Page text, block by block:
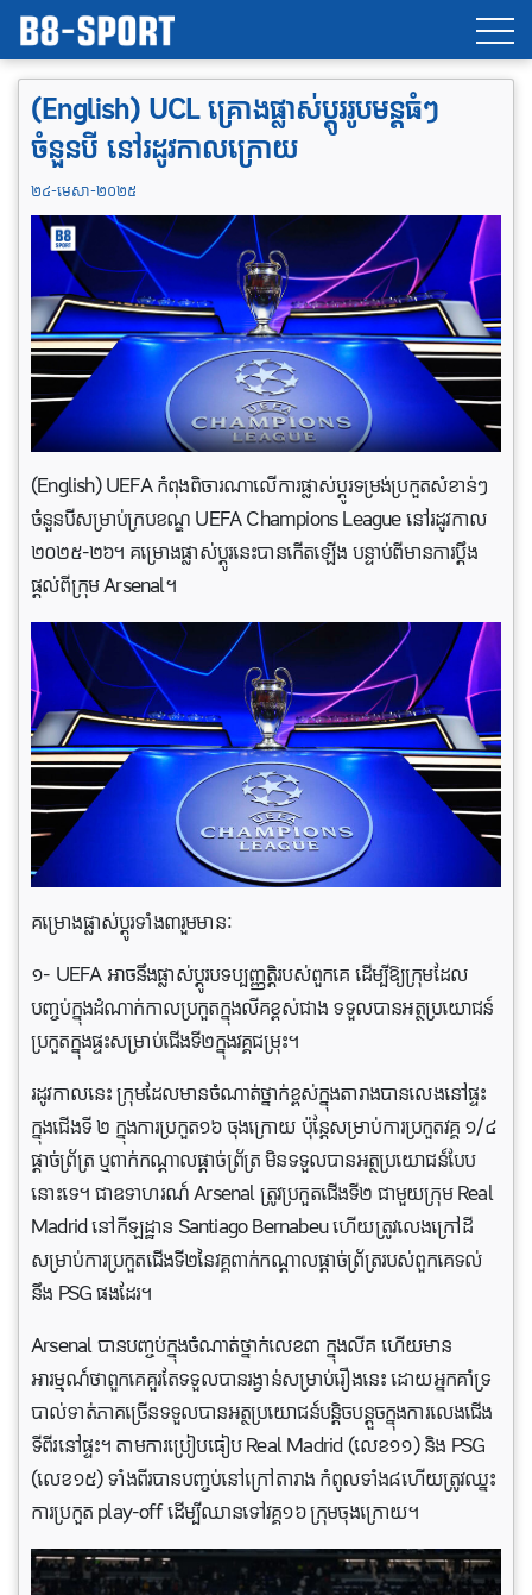
(English) UCL គ្រោងផ្លាស់ប្តូររូបមន្តធំៗ
ចំនួនបី នៅរដូវកាលក្រោយ
២៤-មេសា-២០២៥
(English) UEFA កំពុងពិចារណាលើការផ្លាស់ប្តូរទម្រង់ប្រកួតសំខាន់ៗ
ចំនួនបីសម្រាប់ក្របខណ្ឌ UEFA Champions League នៅរដូវកាល
២០២៥-២៦។ គម្រោងផ្លាស់ប្តូរនេះបានកើតឡើង បន្ទាប់ពីមានការប្តឹង
ផ្តល់ពីក្រុម Arsenal។
គម្រោងផ្លាស់ប្តូរទាំង៣រួមមានៈ
១- UEFA អាចនឹងផ្លាស់ប្តូរបទប្បញ្ញត្តិរបស់ពួកគេ ដើម្បីឱ្យក្រុមដែល
បញ្ចប់ក្នុងដំណាក់កាលប្រកួតក្នុងលីគខ្ពស់ជាង ទទួលបានអត្ថប្រយោជន៍
ប្រកួតក្នុងផ្ទះសម្រាប់ជើងទី២ក្នុងវគ្គជម្រុះ។
រដូវកាលនេះ ក្រុមដែលមានចំណាត់ថ្នាក់ខ្ពស់ក្នុងតារាងបានលេងនៅផ្ទះ
ក្នុងជើងទី ២ ក្នុងការប្រកួត១៦ ចុងក្រោយ ប៉ុន្តែសម្រាប់ការប្រកួតវគ្គ ១/៤
ផ្តាច់ព្រ័ត្រ ឬពាក់កណ្តាលផ្តាច់ព្រ័ត្រ មិនទទួលបានអត្ថប្រយោជន៍បែប
នោះទេ។ ជាឧទាហរណ៍ Arsenal ត្រូវ​ប្រកួត​ជើង​ទី​២​ ជាមួយក្រុម Real
Madrid នៅ​កីឡដ្ឋាន Santiago Bernabeu ហើយ​ត្រូវ​លេង​ក្រៅ​ដី​
សម្រាប់​ការ​ប្រកួត​ជើង​ទី​២​នៃ​វគ្គ​ពាក់​កណ្តាល​ផ្តាច់​ព្រ័ត្រ​របស់​ពួក​គេ​ទល់​
នឹង PSG ផង​ដែរ។
Arsenal បានបញ្ចប់ក្នុងចំណាត់ថ្នាក់លេខ៣ ក្នុងលីគ ហើយមាន
អារម្មណ៍ថាពួកគេគួរតែទទួលបានរង្វាន់សម្រាប់រឿងនេះ ដោយអ្នកគាំទ្រ
បាល់ទាត់ភាគច្រើនទទួលបានអត្ថប្រយោជន៍បន្តិចបន្តួចក្នុងការលេងជើង
ទីពីរនៅផ្ទះ។ តាមការប្រៀបធៀប Real Madrid (លេខ១១) និង PSG
(លេខ១៥) ទាំងពីរបានបញ្ចប់នៅក្រៅតារាង កំពូលទាំង៨ហើយត្រូវឈ្នះ
ការប្រកួត play-off ដើម្បីឈានទៅវគ្គ១៦ ក្រុមចុងក្រោយ។